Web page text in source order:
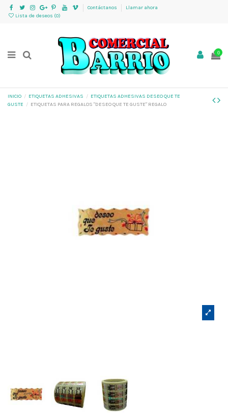
Contáctanos
Llamar ahora
Lista de deseos (0)
0
INICIO ETIQUETAS ADHESIVAS
ETIQUETAS ADHESIVAS DESEO QUE TE
GUSTE
ETIQUETAS PARA REGALOS "DESEO QUE TE GUSTE" REGALO